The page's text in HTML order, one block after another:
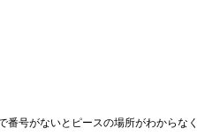
番号がないとピースの場所がわからな